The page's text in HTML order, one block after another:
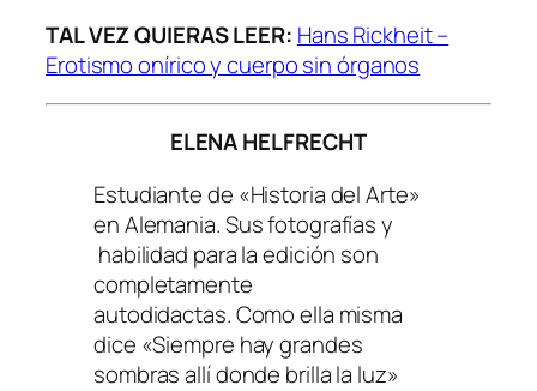
TAL VEZ QUIERAS LEER: Hans Rickheit –
Erotismo onírico y cuerpo sin órganos
ELENA HELFRECHT
Estudiante de «Historia del Arte»
en Alemania. Sus fotografías y
habilidad para la edición son
completamente
autodidactas. Como ella misma
dice «Siempre hay grandes
sombras allí donde brilla la luz»